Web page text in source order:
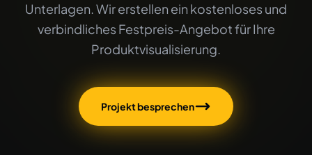
Unterlagen. Wir erstellen ein kostenloses und
verbindliches Festpreis-Angebot für Ihre
Produktvisualisierung.
Projekt besprechen